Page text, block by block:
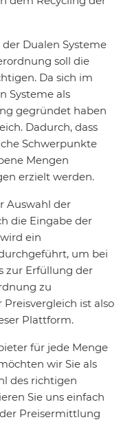
Dualen Systeme
soll die
Da sich im
Systeme als
gegründet haben
Dadurch, dass
Schwerpunkte
Mengen
erzielt werden.
Auswahl der
die Eingabe der
ein
um bei
zur Erfüllung der
zu
ist also
Plattform.
für jede Menge
wir Sie als
des richtigen
Sie uns einfach
Preisermittlung